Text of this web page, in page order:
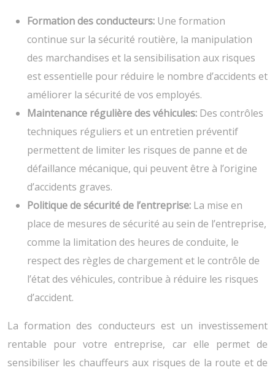
Formation des conducteurs: Une formation
continue sur la sécurité routière, la manipulation
des marchandises et la sensibilisation aux risques
est essentielle pour réduire le nombre d’accidents et
améliorer la sécurité de vos employés.
Maintenance régulière des véhicules: Des contrôles
techniques réguliers et un entretien préventif
permettent de limiter les risques de panne et de
défaillance mécanique, qui peuvent être à l’origine
d’accidents graves.
Politique de sécurité de l’entreprise: La mise en
place de mesures de sécurité au sein de l’entreprise,
comme la limitation des heures de conduite, le
respect des règles de chargement et le contrôle de
l’état des véhicules, contribue à réduire les risques
d’accident.
La formation des conducteurs est un investissement
rentable pour votre entreprise, car elle permet de
sensibiliser les chauffeurs aux risques de la route et de